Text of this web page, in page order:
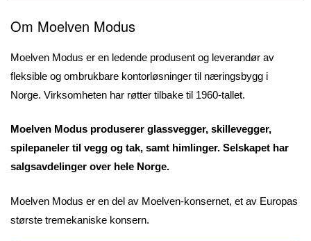
Om Moelven Modus
Moelven Modus er en ledende produsent og leverandør av
fleksible og ombrukbare kontorløsninger til næringsbygg i
Norge. Virksomheten har røtter tilbake til 1960-tallet.
Moelven Modus produserer glassvegger, skillevegger,
spilepaneler til vegg og tak, samt himlinger. Selskapet har
salgsavdelinger over hele Norge.
Moelven Modus er en del av Moelven-konsernet, et av Europas
største tremekaniske konsern.